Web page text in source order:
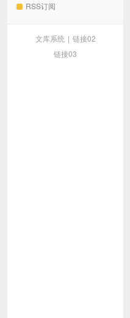
RSS订阅
文库系统 | 链接02
链接03